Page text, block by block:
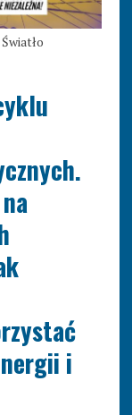
i